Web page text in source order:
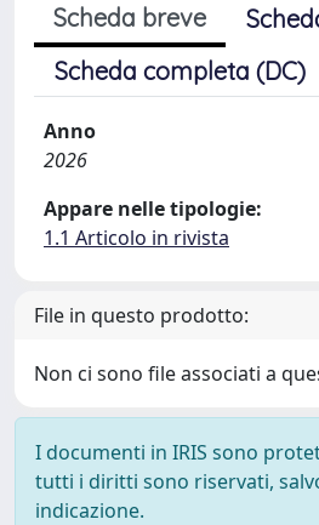
Scheda breve
Scheda completa (DC)
Anno
2026
Appare nelle tipologie:
1.1 Articolo in rivista
File in questo prodotto:
Non ci sono file associati a
I documenti in IRIS sono
tutti i diritti sono riservati,
indicazione.